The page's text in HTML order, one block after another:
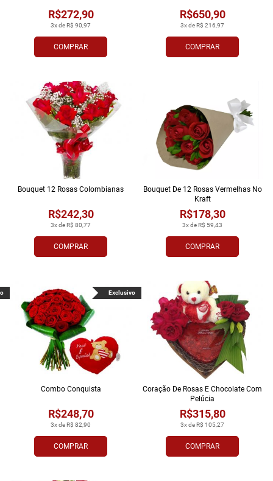
COMPRAR
3x de R$ 90,97
R$272,90
COMPRAR
3x de R$ 216,97
R$650,90
COMPRAR
3x de R$ 80,77
R$242,30
Bouquet 12 Rosas Colombianas
COMPRAR
3x de R$ 59,43
R$178,30
Bouquet De 12 Rosas Vermelhas No
Kraft
COMPRAR
3x de R$ 82,90
R$248,70
Combo Conquista
Exclusivo
COMPRAR
3x de R$ 105,27
R$315,80
Coração De Rosas E Chocolate Com
Pelúcia